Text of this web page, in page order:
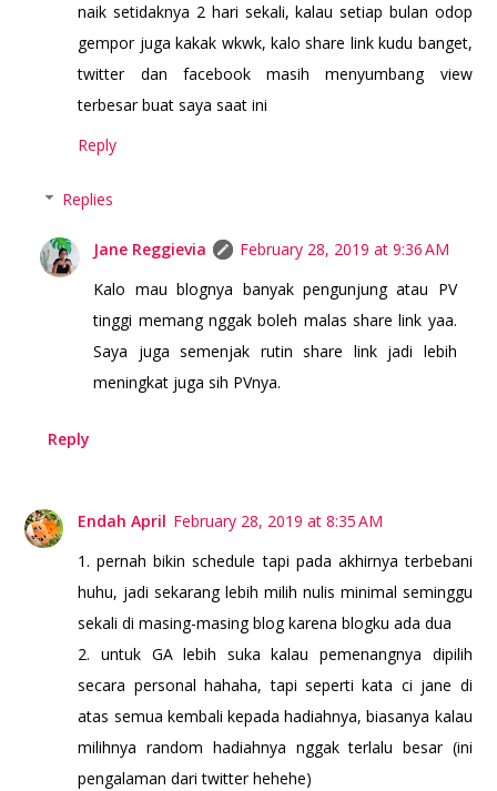
naik setidaknya 2 hari sekali, kalau setiap bulan odop
gempor juga kakak wkwk, kalo share link kudu banget,
twitter dan facebook masih menyumbang view
terbesar buat saya saat ini
Reply
Replies
Jane Reggievia
February 28, 2019 at 9:36 AM
Kalo mau blognya banyak pengunjung atau PV
tinggi memang nggak boleh malas share link yaa.
Saya juga semenjak rutin share link jadi lebih
meningkat juga sih PVnya.
Reply
Endah April February 28, 2019 at 8:35 AM
1. pernah bikin schedule tapi pada akhirnya terbebani
huhu, jadi sekarang lebih milih nulis minimal seminggu
sekali di masing-masing blog karena blogku ada dua
2. untuk GA lebih suka kalau pemenangnya dipilih
secara personal hahaha, tapi seperti kata ci jane di
atas semua kembali kepada hadiahnya, biasanya kalau
milihnya random hadiahnya nggak terlalu besar (ini
pengalaman dari twitter hehehe)